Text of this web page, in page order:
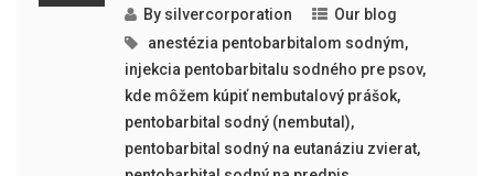
By silvercorporation
Our blog
​​ anestézia pentobarbitalom sodným,
injekcia pentobarbitalu sodného pre psov,
kde môžem kúpiť nembutalový prášok,
pentobarbital sodný (nembutal),
pentobarbital sodný na eutanáziu zvierat,